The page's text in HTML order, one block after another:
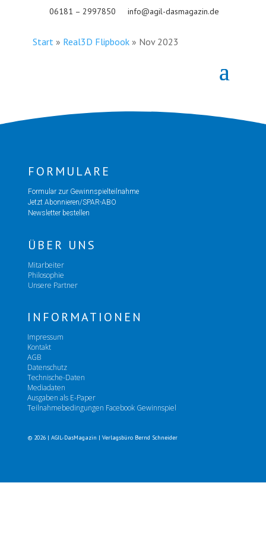
06181 – 2997850 info@agil-dasmagazin.de
Start» Real3D Flipbook» Nov 2023
FORMULARE
Formular zur Gewinnspielteilnahme
Jetzt Abonnieren/SPAR-ABO
Newsletter bestellen
ÜBER UNS
Mitarbeiter
Philosophie
Unsere Partner
INFORMATIONEN
Impressum
Kontakt
AGB
Datenschutz
Technische-Daten
Mediadaten
Ausgaben als E-Paper
Teilnahmebedingungen Facebook Gewinnspiel
© 2026 | AGIL-DasMagazin | Verlagsbüro Bernd Schneider